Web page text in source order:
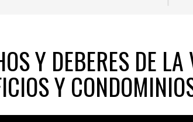
Y DEBERES DE
Y